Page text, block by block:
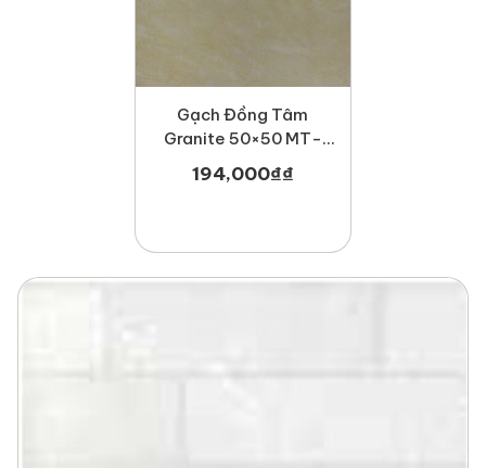
Gạch Đồng Tâm
Granite 50×50 MT-
194,000₫₫